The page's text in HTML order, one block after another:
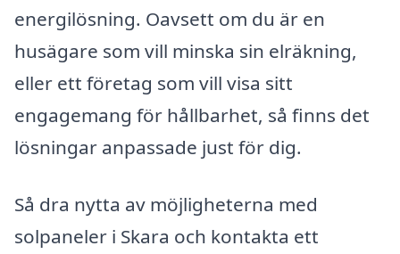
energilösning. Oavsett om du är en
husägare som vill minska sin elräkning,
eller ett företag som vill visa sitt
engagemang för hållbarhet, så finns det
lösningar anpassade just för dig.
Så dra nytta av möjligheterna med
solpaneler i Skara och kontakta ett